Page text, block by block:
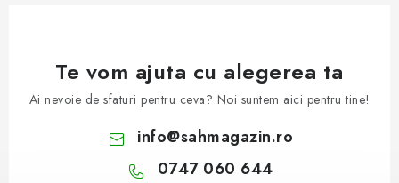
Te vom ajuta cu alegerea ta
Ai nevoie de sfaturi pentru ceva? Noi suntem aici pentru tine!
info@sahmagazin.ro
0747 060 644